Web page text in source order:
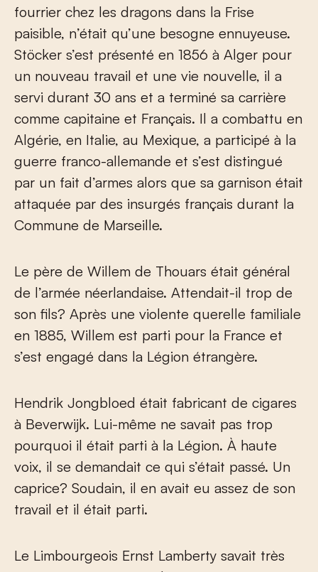
fourrier chez les dragons dans la Frise
paisible, n’était qu’une besogne ennuyeuse.
Stöcker s’est présenté en 1856 à Alger pour
un nouveau travail et une vie nouvelle, il a
servi durant 30 ans et a terminé sa carrière
comme capitaine et Français. Il a combattu en
Algérie, en Italie, au Mexique, a participé à la
guerre franco-allemande et s’est distingué
par un fait d’armes alors que sa garnison était
attaquée par des insurgés français durant la
Commune de Marseille.
Le père de Willem de Thouars était général
de l’armée néerlandaise. Attendait-il trop de
son fils? Après une violente querelle familiale
en 1885, Willem est parti pour la France et
s’est engagé dans la Légion étrangère.
Hendrik Jongbloed était fabricant de cigares
à Beverwijk. Lui-même ne savait pas trop
pourquoi il était parti à la Légion. À haute
voix, il se demandait ce qui s’était passé. Un
caprice? Soudain, il en avait eu assez de son
travail et il était parti.
Le Limbourgeois Ernst Lamberty savait très